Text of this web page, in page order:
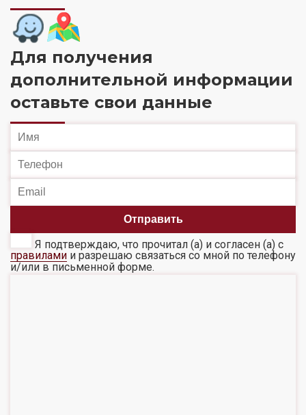
Для получения
дополнительной информации
оставьте свои данные
Я подтверждаю, что прочитал (а) и согласен (а) с
правилами и разрешаю связаться со мной по телефону
и/или в письменной форме.